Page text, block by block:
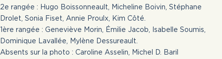
2e rangée : Hugo Boissonneault, Micheline Boivin, Stéphane
Drolet, Sonia Fiset, Annie Proulx, Kim Côté.
1ère rangée : Geneviève Morin, Émilie Jacob, Isabelle Soumis,
Dominique Lavallée, Mylène Dessureault.
Absents sur la photo : Caroline Asselin, Michel D. Baril